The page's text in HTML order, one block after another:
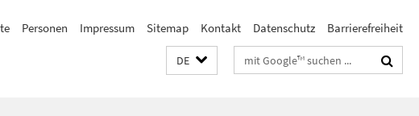
Personen Impressum Sitemap Kontakt Datenschutz Barrierefreiheit
DE Suchbegriffe